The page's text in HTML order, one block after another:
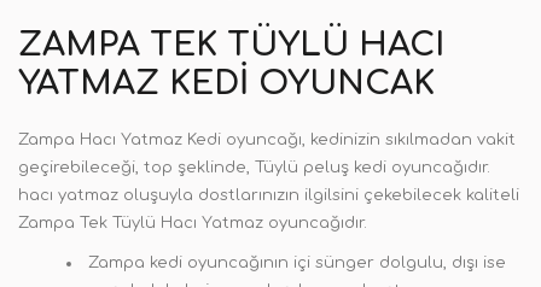
ZAMPA TEK TÜYLÜ HACI
YATMAZ KEDI OYUNCAK
Zampa Hacı Yatmaz Kedi oyuncağı, kedinizin sıkılmadan vakit
geçirebileceği, top şeklinde, Tüylü peluş kedi oyuncağıdır.
hacı yatmaz oluşuyla dostlarınızın ilgilsini çekebilecek kaliteli
Zampa Tek Tüylü Hacı Yatmaz oyuncağıdır.
Zampa kedi oyuncağının içi sünger dolgulu, dışı ise